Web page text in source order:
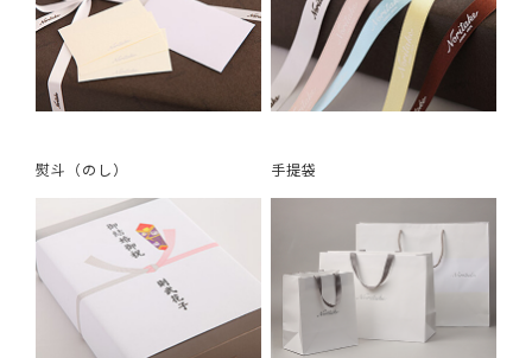
熨斗（のし） 手提袋